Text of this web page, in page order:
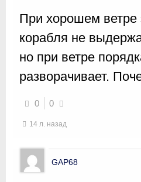
При хорошем ветре
корабля не
но при ветре
разворачивает.
0 0
14 л. назад
GAP68